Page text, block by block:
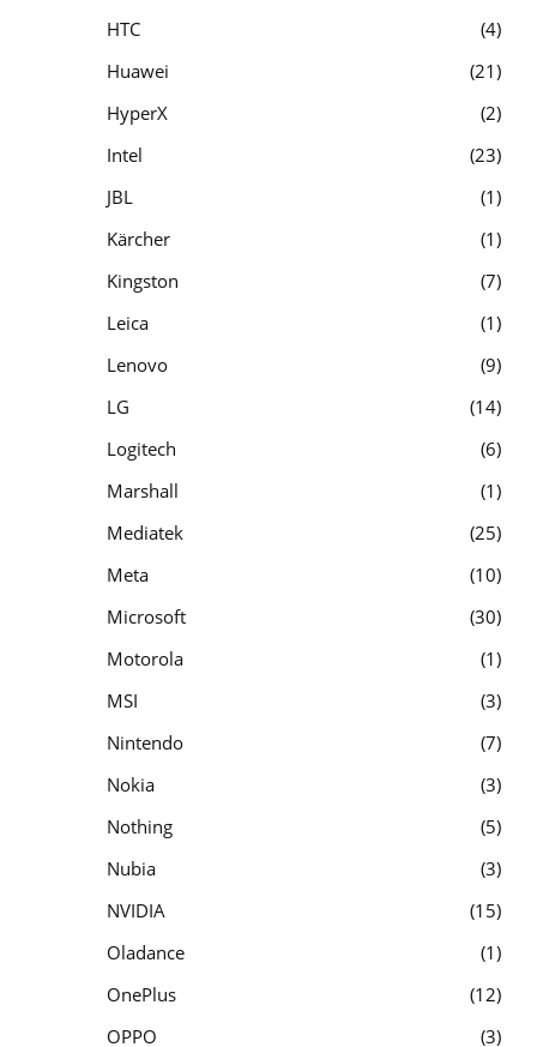
HTC
4
Huawei
21
HyperX
2
Intel
23
JBL
1
Kärcher
1
Kingston
7
Leica
1
Lenovo
9
LG
14
Logitech
6
Marshall
1
Mediatek
25
Meta
10
Microsoft
30
Motorola
1
MSI
3
Nintendo
7
Nokia
3
Nothing
5
Nubia
3
NVIDIA
15
Oladance
1
OnePlus
12
OPPO
3